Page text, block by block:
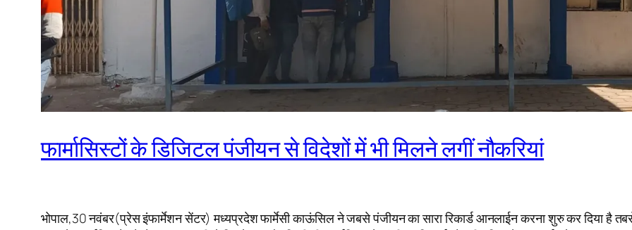
फार्मासिस्टों के डिजिटल पंजीयन से विदेशों में भी मिलने लगीं नौकरियां
भोपाल,30 नवंबर(प्रेस इंफार्मेशन सेंटर) मध्यप्रदेश फार्मेसी काऊंसिल ने जबसे पंजीयन का सारा रिकार्ड आनलाईन करना शुरु कर दिया है